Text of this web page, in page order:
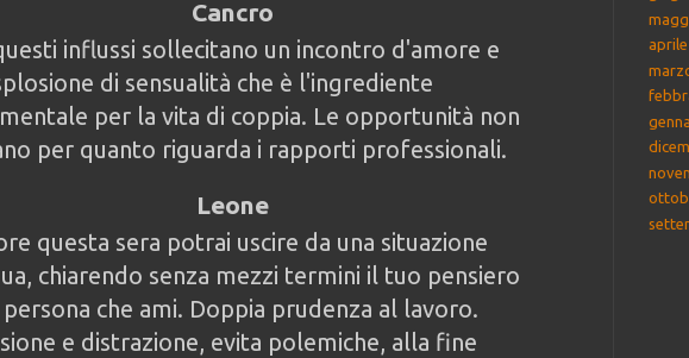
Cancro
influssi sollecitano un incontro d'amore e
di sensualità che è l'ingrediente
per la vita di coppia. Le opportunità non
per quanto riguarda i rapporti professionali.
Leone
questa sera potrai uscire da una situazione
chiarendo senza mezzi termini il tuo pensiero
che ami. Doppia prudenza al lavoro.
e distrazione, evita polemiche, alla fine